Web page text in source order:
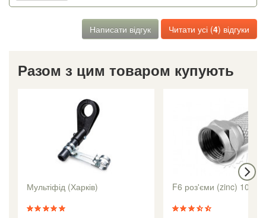
Написати відгук Читати усі (4) відгуки
Разом з цим товаром купують
Мультіфід (Харків) F6 роз'єми (zinc) 100